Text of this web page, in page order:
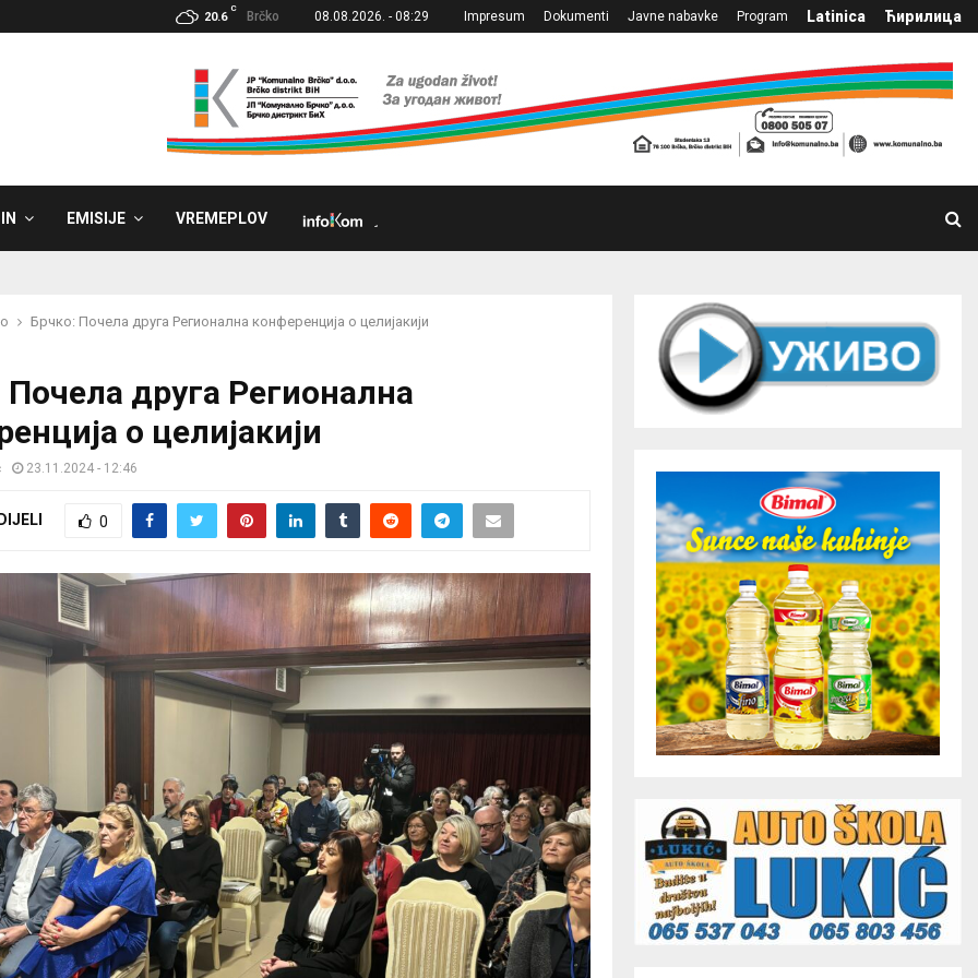
20.6
C
Brčko 08.08.2026. - 08:29 Impresum Dokumenti Javne nabavke Program Latinica Ћирилица
EMISIJE VREMEPLOV
Брчко: Почела друга Регионална конференција о целијакији
друга Регионална
о целијакији
23.11.2024 - 12:46
0